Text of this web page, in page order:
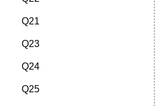
Q21
Q23
Q24
Q25